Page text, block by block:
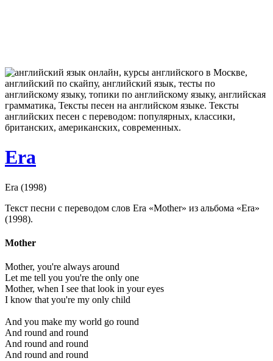
Era
Era (1998)
Текст песни с переводом слов Era «Mother» из альбома «Era»
(1998).
Mother
Mother, you're always around
Let me tell you you're the only one
Mother, when I see that look in your eyes
I know that you're my only child
And you make my world go round
And round and round
And round and round
And round and round